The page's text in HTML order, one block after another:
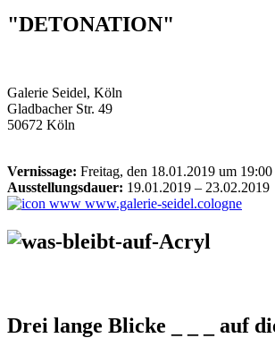
"DETONATION"
Galerie Seidel, Köln
Gladbacher Str. 49
50672 Köln
Vernissage: Freitag, den 18.01.2019 um
Ausstellungsdauer: 19.01.2019 – 23.02.2019
www.galerie-seidel.cologne
Drei lange Blicke _ _ _ auf